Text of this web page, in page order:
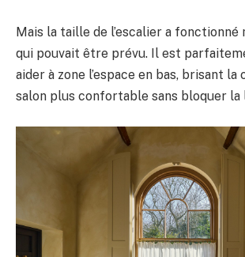
Mais la taille de l’escalier a fonctionné
qui pouvait être prévu. Il est
aider à zone l’espace en bas, brisant la
salon plus confortable sans bloquer la